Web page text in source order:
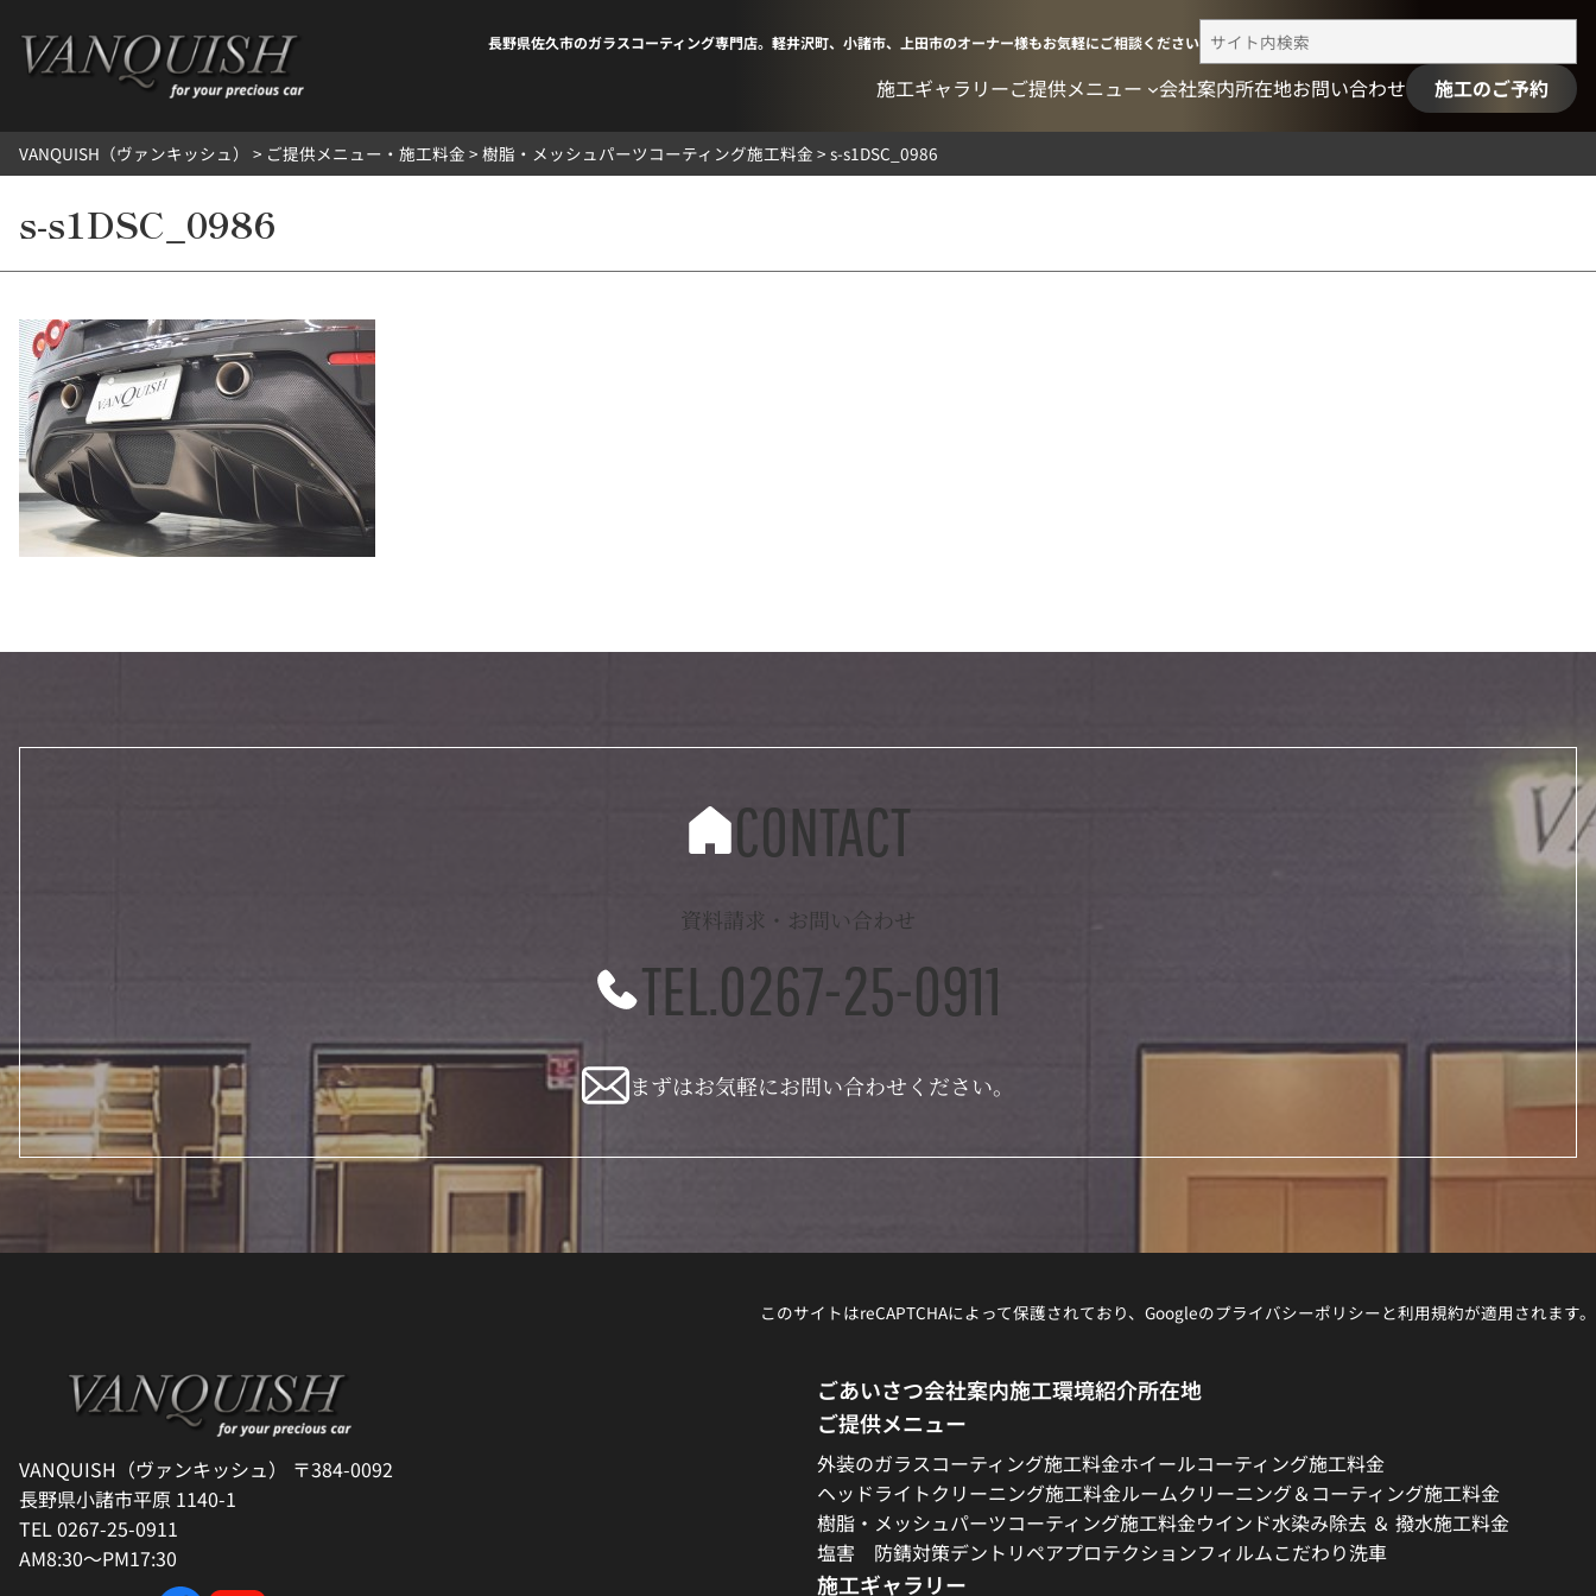
キ
長野県佐久市のガラスコーティング専門店。軽井沢町、小諸市、上田市のオーナー様もお気軽にご相談ください検
索
施工ギャラリーご提供メニュー 会社案内所在地お問い合わせ 施工のご予約
VANQUISH（ヴァンキッシュ） > ご提供メニュー・施工料金 > 樹脂・メッシュパーツコーティング施工料金 > s-s1DSC_0986
s-s1DSC_0986
CONTACT
資料請求・お問い合わせ
TEL.0267-25-0911
まずはお気軽にお問い合わせください。
このサイトはreCAPTCHAによって保護されており、Googleのプライバシーポリシーと利用規約が適用されます。
VANQUISH（ヴァンキッシュ） 〒384-0092
長野県小諸市平原 1140-1
TEL 0267-25-0911
AM8:30～PM17:30
ごあいさつ会社案内施工環境紹介所在地
ご提供メニュー
外装のガラスコーティング施工料金ホイールコーティング施工料金
ヘッドライトクリーニング施工料金ルームクリーニング＆コーティング施工料金
樹脂・メッシュパーツコーティング施工料金ウインド水染み除去 ＆ 撥水施工料金
塩害 防錆対策デントリペアプロテクションフィルムこだわり洗車
施工ギャラリー